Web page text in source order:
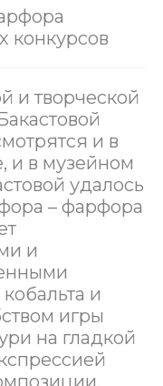
конкурсов
и творческой
и в
и в музейном
удалось
– фарфора
и
и
игры
на гладкой